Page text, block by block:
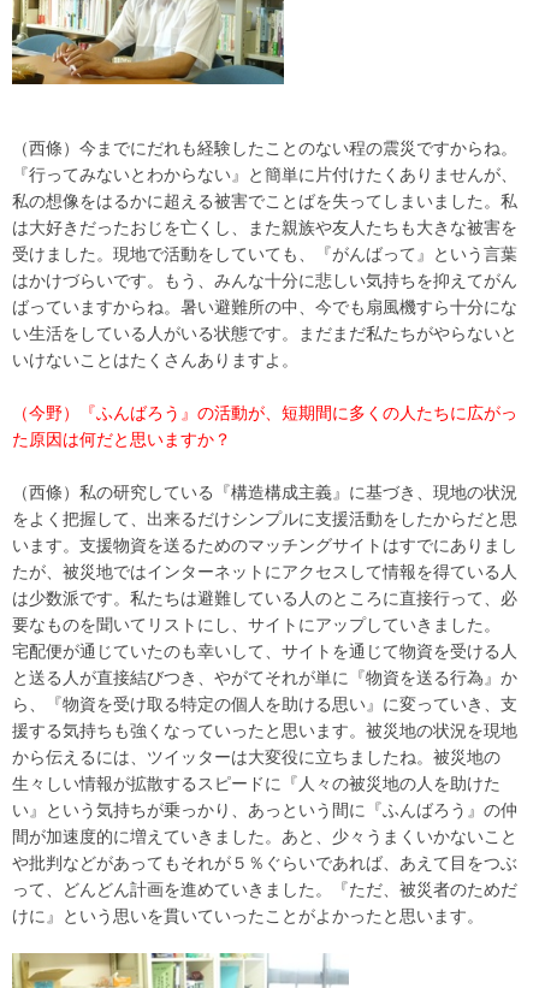
（西條）今までにだれも経験したことのない程の震災ですからね。
『行ってみないとわからない』と簡単に片付けたくありませんが、
私の想像をはるかに超える被害でことばを失ってしまいました。私
は大好きだったおじを亡くし、また親族や友人たちも大きな被害を
受けました。現地で活動をしていても、『がんばって』という言葉
はかけづらいです。もう、みんな十分に悲しい気持ちを抑えてがん
ばっていますからね。暑い避難所の中、今でも扇風機すら十分にな
い生活をしている人がいる状態です。まだまだ私たちがやらないと
いけないことはたくさんありますよ。
（今野）『ふんばろう』の活動が、短期間に多くの人たちに広がっ
た原因は何だと思いますか？
（西條）私の研究している『構造構成主義』に基づき、現地の状況
をよく把握して、出来るだけシンプルに支援活動をしたからだと思
います。支援物資を送るためのマッチングサイトはすでにありまし
たが、被災地ではインターネットにアクセスして情報を得ている人
は少数派です。私たちは避難している人のところに直接行って、必
要なものを聞いてリストにし、サイトにアップしていきました。
宅配便が通じていたのも幸いして、サイトを通じて物資を受ける人
と送る人が直接結びつき、やがてそれが単に『物資を送る行為』か
ら、『物資を受け取る特定の個人を助ける思い』に変っていき、支
援する気持ちも強くなっていったと思います。被災地の状況を現地
から伝えるには、ツイッターは大変役に立ちましたね。被災地の
生々しい情報が拡散するスピードに『人々の被災地の人を助けた
い』という気持ちが乗っかり、あっという間に『ふんばろう』の仲
間が加速度的に増えていきました。あと、少々うまくいかないこと
や批判などがあってもそれが５％ぐらいであれば、あえて目をつぶ
って、どんどん計画を進めていきました。『ただ、被災者のためだ
けに』という思いを貫いていったことがよかったと思います。